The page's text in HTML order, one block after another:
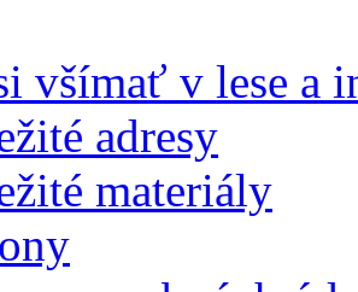
všímať v lese a
adresy
materiály